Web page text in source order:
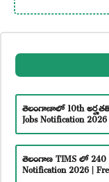
తెలంగాణాలో 10th
Jobs Notification
తెలంగాణ TIMS లో 240
Notification 2026 |